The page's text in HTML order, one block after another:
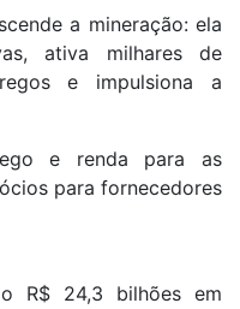
a mineração: ela
ativa milhares de
e impulsiona a
e renda para as
para fornecedores
R$ 24,3 bilhões em